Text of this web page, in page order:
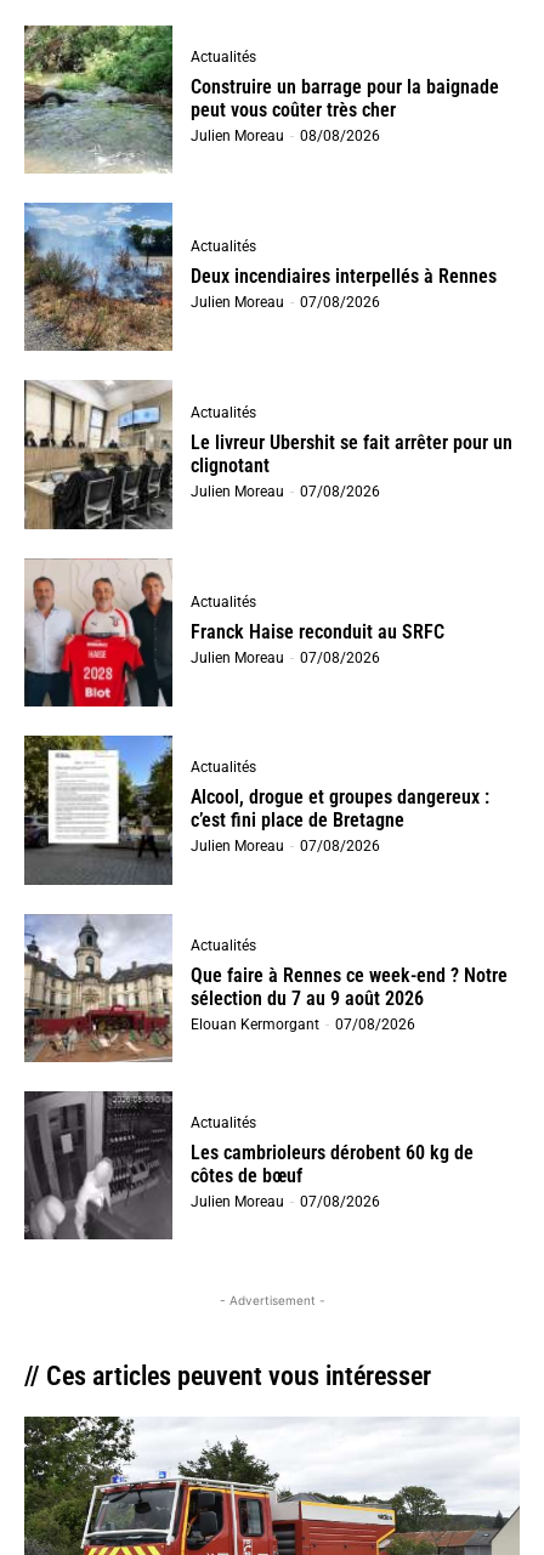
Actualités
Construire un barrage pour la baignade
peut vous coûter très cher
Julien Moreau - 08/08/2026
Actualités
Deux incendiaires interpellés à Rennes
Julien Moreau - 07/08/2026
Actualités
Le livreur Ubershit se fait arrêter pour un
clignotant
Julien Moreau - 07/08/2026
Actualités
Franck Haise reconduit au SRFC
Julien Moreau - 07/08/2026
Actualités
Alcool, drogue et groupes dangereux :
c’est fini place de Bretagne
Julien Moreau - 07/08/2026
Actualités
Que faire à Rennes ce week-end ? Notre
sélection du 7 au 9 août 2026
Elouan Kermorgant - 07/08/2026
Actualités
Les cambrioleurs dérobent 60 kg de
côtes de bœuf
Julien Moreau - 07/08/2026
- Advertisement -
// Ces articles peuvent vous intéresser